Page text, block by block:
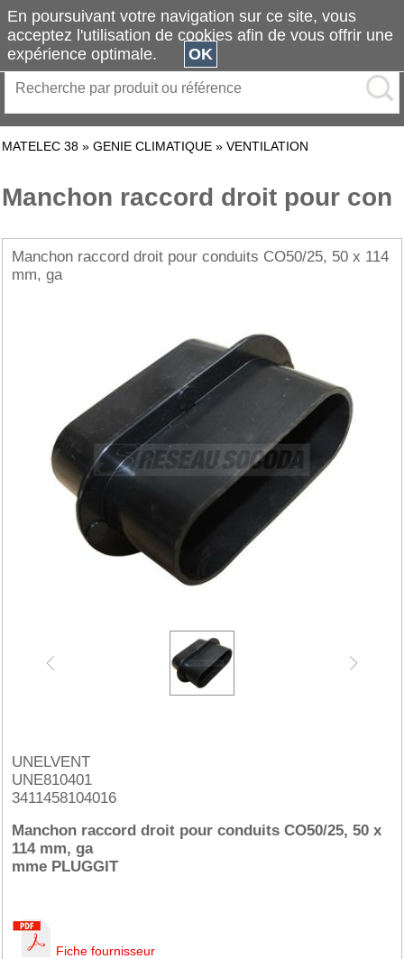
MATELEC 38 » GENIE CLIMATIQUE » VENTILATION
Manchon raccord droit pour con
Manchon raccord droit pour conduits CO50/25, 50 x 114
mm, ga
UNELVENT
UNE810401
3411458104016
Manchon raccord droit pour conduits CO50/25, 50 x
114 mm, ga
mme PLUGGIT
Fiche fournisseur
En poursuivant votre navigation sur ce site, vous
acceptez l'utilisation de cookies afin de vous offrir une
expérience optimale.
OK